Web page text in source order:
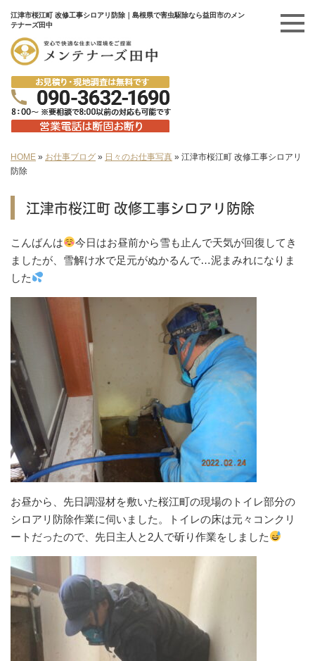
江津市桜江町 改修工事シロアリ防除｜島根県で害虫駆除なら益田市のメン
テナーズ田中
HOME » お仕事ブログ » 日々のお仕事写真 » 江津市桜江町 改修工事シロアリ
防除
江津市桜江町 改修工事シロアリ防除
こんばんは
今日はお昼前から雪も止んで天気が回復してき
ましたが、雪解け水で足元がぬかるんで…泥まみれになりま
した
お昼から、先日調湿材を敷いた桜江町の現場のトイレ部分の
シロアリ防除作業に伺いました。トイレの床は元々コンクリ
ートだったので、先日主人と2人で斫り作業をしました